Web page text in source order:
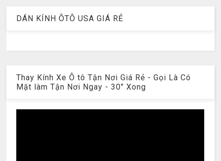
DÁN KÍNH ÔTÔ USA GIÁ RẺ
Thay Kính Xe Ô tô Tận Nơi Giá Rẻ - Gọi Là Có
Mặt làm Tận Nơi Ngay - 30" Xong